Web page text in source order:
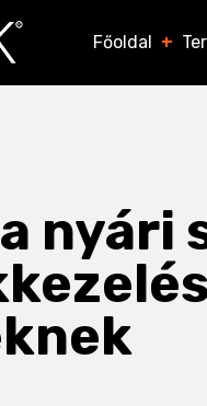
Főoldal +
nyári